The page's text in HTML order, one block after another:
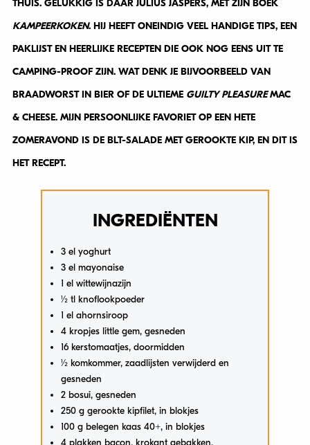
THUIS. GELUKKIG IS DAAR JULIUS JASPERS, MET ZIJN BOEK
KAMPEERKOKEN. HIJ HEEFT ONEINDIG VEEL HANDIGE TIPS, EEN
PAKLIJST EN HEERLIJKE RECEPTEN DIE OOK NOG EENS UIT TE
CAMPING-PROOF ZIJN. WAT DENK JE BIJVOORBEELD VAN
BRAADWORST IN BIER OF DE ULTIEME GUILTY PLEASUREMAC
& CHEESE. MIJN PERSOONLIJKE FAVORIET OP EEN HETE
ZOMERAVOND IS DE BLT-SALADE MET GEROOKTE KIP, EN DIT IS
HET RECEPT.
INGREDIËNTEN
3 el yoghurt
3 el mayonaise
1 el wittewijnazijn
1⁄2 tl knoflookpoeder
1 el ahornsiroop
4 kropjes little gem, gesneden
16 kerstomaatjes, doormidden
1⁄2 komkommer, zaadlijsten verwijderd en
gesneden
2 bosui, gesneden
250 g gerookte kipfilet, in blokjes
100 g belegen kaas 40+, in blokjes